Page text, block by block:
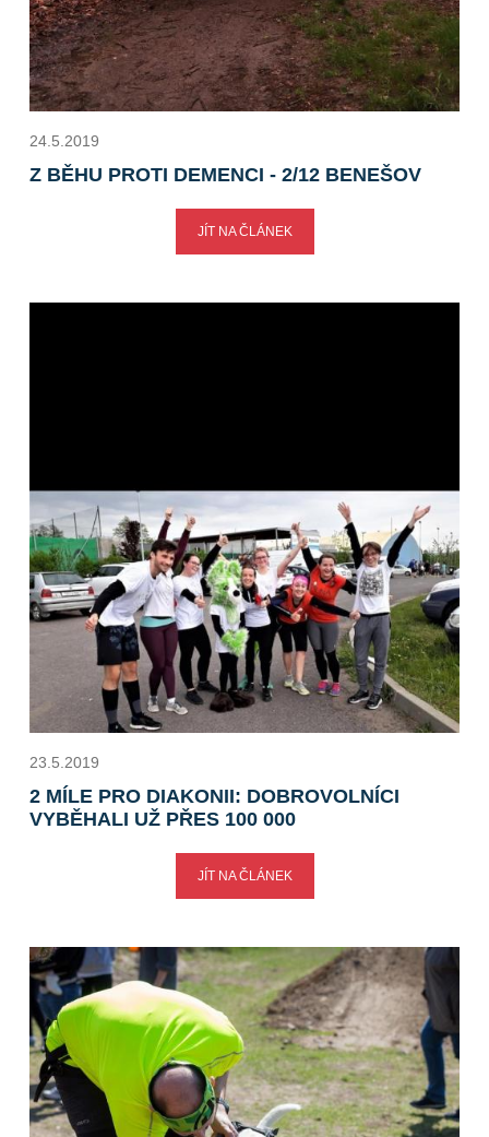
24.5.2019
Z BĚHU PROTI DEMENCI - 2/12 BENEŠOV
JÍT NA ČLÁNEK
23.5.2019
2 MÍLE PRO DIAKONII: DOBROVOLNÍCI
VYBĚHALI UŽ PŘES 100 000
JÍT NA ČLÁNEK